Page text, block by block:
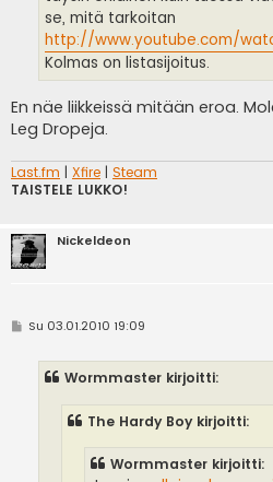
se, mitä tarkoitan
http://www.youtube.com/
Kolmas on listasijoitus.
En näe liikkeissä mitään eroa.
Leg Dropeja.
Last.fm | Xfire | Steam
TAISTELE LUKKO!
Nickeldeon
VSu 03.01.2010 19:09
Wormmaster kirjoitti:
The Hardy Boy kirjoitti:
Wormmaster kirjoitti: